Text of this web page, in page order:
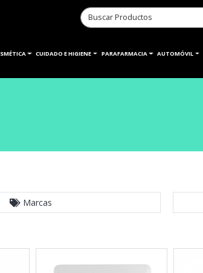
CUIDADO E HIGIENE PARAFARMACIA AUTOMÓVIL
Marcas